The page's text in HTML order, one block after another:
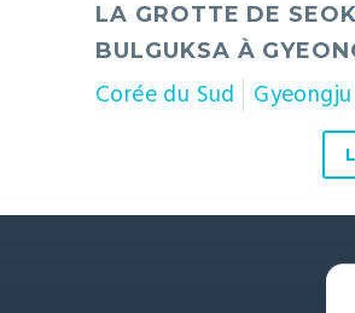
LA GROTTE DE
BULGUKSA À
Corée du Sud Gyeongju